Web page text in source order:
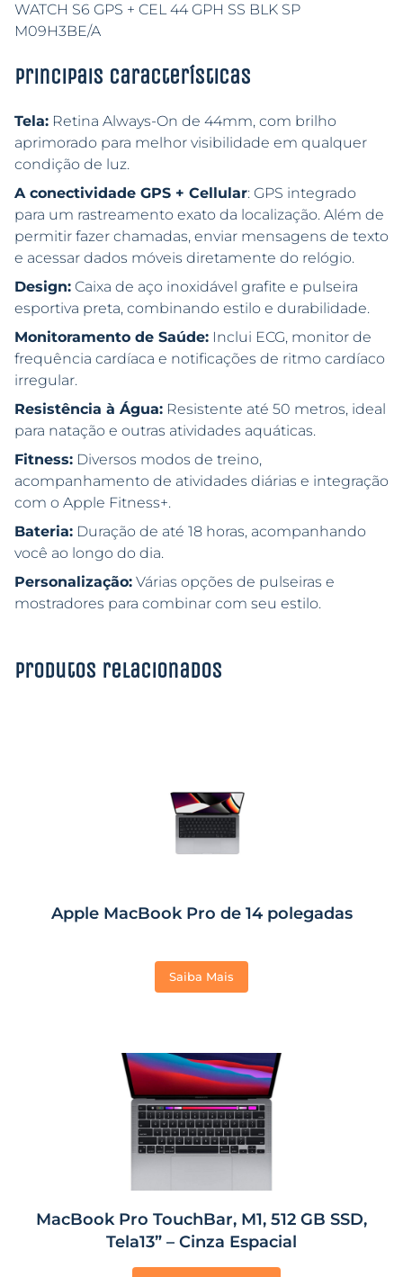
WATCH S6 GPS + CEL 44 GPH SS BLK SP
M09H3BE/A
Principais características
Tela: Retina Always-On de 44mm, com brilho
aprimorado para melhor visibilidade em qualquer
condição de luz.
A conectividade GPS + Cellular: GPS integrado
para um rastreamento exato da localização. Além de
permitir fazer chamadas, enviar mensagens de texto
e acessar dados móveis diretamente do relógio.
Design: Caixa de aço inoxidável grafite e pulseira
esportiva preta, combinando estilo e durabilidade.
Monitoramento de Saúde: Inclui ECG, monitor de
frequência cardíaca e notificações de ritmo cardíaco
irregular.
Resistência à Água: Resistente até 50 metros, ideal
para natação e outras atividades aquáticas.
Fitness: Diversos modos de treino,
acompanhamento de atividades diárias e integração
com o Apple Fitness+.
Bateria: Duração de até 18 horas, acompanhando
você ao longo do dia.
Personalização: Várias opções de pulseiras e
mostradores para combinar com seu estilo.
Produtos relacionados
Apple MacBook Pro de 14 polegadas
Saiba Mais
MacBook Pro TouchBar, M1, 512 GB SSD,
Tela13” – Cinza Espacial